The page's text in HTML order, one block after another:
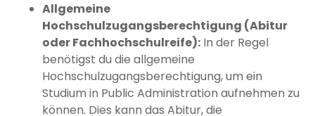
Allgemeine
Hochschulzugangsberechtigung (Abitur
oder Fachhochschulreife): In der Regel
benötigst du die allgemeine
Hochschulzugangsberechtigung, um ein
Studium in Public Administration aufnehmen zu
können. Dies kann das Abitur, die